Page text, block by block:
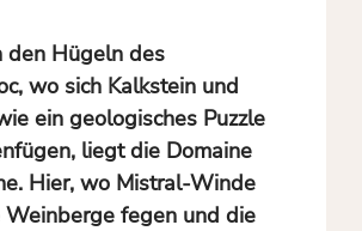
den Hügeln des
wo sich Kalkstein und
ein geologisches Puzzle
liegt die Domaine
Hier, wo Mistral-Winde
Weinberge fegen und die